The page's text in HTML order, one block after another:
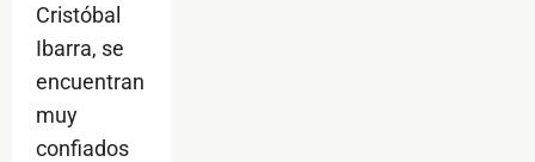
Cristóbal
Ibarra, se
encuentran
muy
confiados